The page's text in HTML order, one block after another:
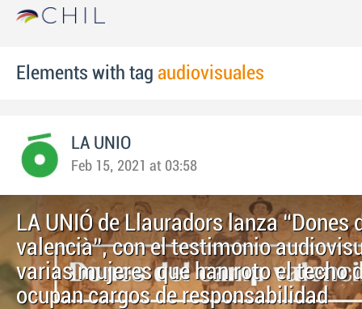
Elements with tag audiovisuales
LA UNIO
Feb 15, 2021 at 03:58
LA UNIÓ de Llauradors lanza “Dones
valencià”, con el testimonio
varias mujeres que han roto el techo
ocupan cargos de responsabilidad